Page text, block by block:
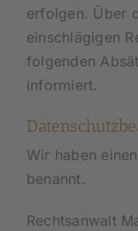
erfolgen. Über
einschlägigen
folgenden
informiert.
Wir haben
benannt.
Rechtsanwalt